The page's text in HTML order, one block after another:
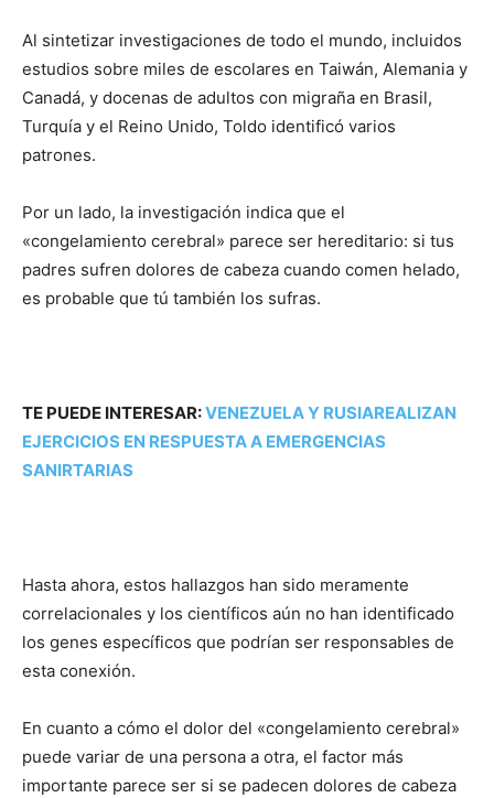
Al sintetizar investigaciones de todo el mundo, incluidos
estudios sobre miles de escolares en Taiwán, Alemania y
Canadá, y docenas de adultos con migraña en Brasil,
Turquía y el Reino Unido, Toldo identificó varios
patrones.
Por un lado, la investigación indica que el
«congelamiento cerebral» parece ser hereditario: si tus
padres sufren dolores de cabeza cuando comen helado,
es probable que tú también los sufras.
TE PUEDE INTERESAR:VENEZUELA Y RUSIAREALIZAN
EJERCICIOS EN RESPUESTA A EMERGENCIAS
SANIRTARIAS
Hasta ahora, estos hallazgos han sido meramente
correlacionales y los científicos aún no han identificado
los genes específicos que podrían ser responsables de
esta conexión.
En cuanto a cómo el dolor del «congelamiento cerebral»
puede variar de una persona a otra, el factor más
importante parece ser si se padecen dolores de cabeza